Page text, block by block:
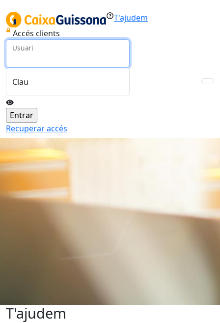
T'ajudem
Accés clients
Usuari
Clau
Recuperar accés
T'ajudem